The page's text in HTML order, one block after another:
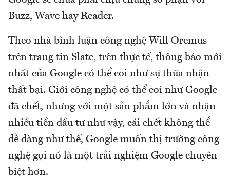
Buzz, Wave hay Reader.
Theo nhà bình luận công nghệ Will Oremus
trên trang tin Slate, trên thực tế, thông báo mới
nhất của Google có thể coi như sự thừa nhận
thất bại. Giới công nghệ có thể coi như Google
đã chết, nhưng với một sản phẩm lớn và nhận
nhiều tiền đầu tư như vậy, cái chết không thể
dễ dàng như thế, Google muốn thị trường công
nghệ gọi nó là một trải nghiệm Google chuyên
biệt hơn.